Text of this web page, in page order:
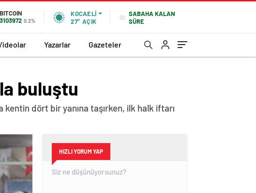
BITCOIN
3103972 0.2%
KOCAELI
27° AÇIK
SABAHA KALAN
SÜRE
Yazarlar Gazeteler
buluştu
dört bir yanına taşırken, ilk halk iftarı
HIZLI YORUM YAP